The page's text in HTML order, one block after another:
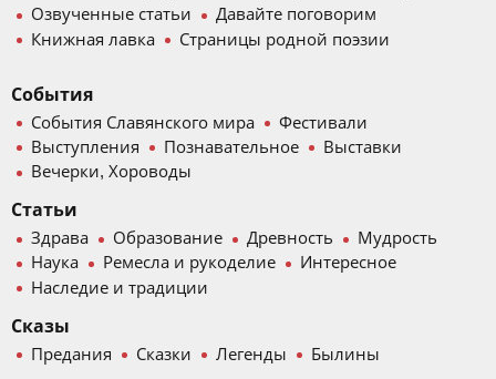
Озвученные статьи
Давайте поговорим
Книжная лавка
Страницы родной поэзии
События
События Славянского мира
Фестивали
Выступления
Познавательное
Выставки
Вечерки, Хороводы
Статьи
Здрава Образование Древность
Мудрость
Наука
Ремесла и рукоделие
Интересное
Наследие и традиции
Сказы
Предания Сказки Легенды Былины